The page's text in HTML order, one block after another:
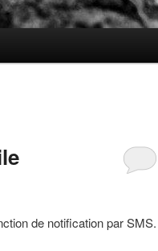
de notification par SMS.